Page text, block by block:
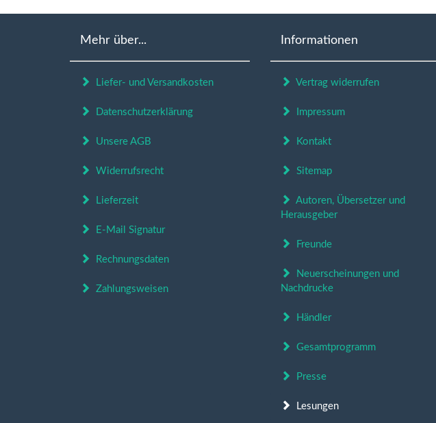
Mehr über...
Liefer- und Versandkosten
Datenschutzerklärung
Unsere AGB
Widerrufsrecht
Lieferzeit
E-Mail Signatur
Rechnungsdaten
Zahlungsweisen
Informationen
Vertrag widerrufen
Impressum
Kontakt
Sitemap
Autoren, Übersetzer und
Herausgeber
Freunde
Neuerscheinungen und
Nachdrucke
Händler
Gesamtprogramm
Presse
Lesungen